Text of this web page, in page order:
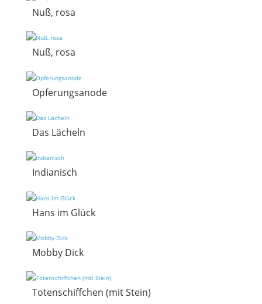
Nuß, rosa
Nuß, rosa
Opferungsanode
Das Lächeln
Indianisch
Hans im Glück
Mobby Dick
Totenschiffchen (mit Stein)